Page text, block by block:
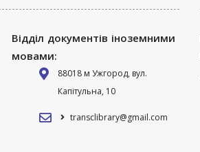
Відділ документів іноземними
мовами:
88018 м Ужгород, вул.
Капітульна, 10
transclibrary@gmail.com